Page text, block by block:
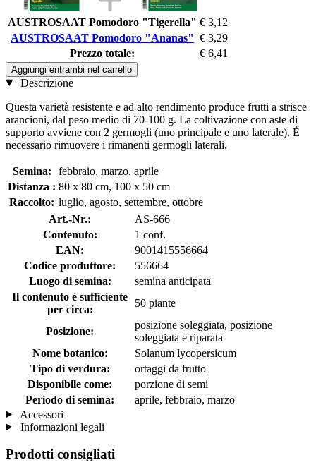
AUSTROSAAT Pomodoro "Tigerella" € 3,12
AUSTROSAAT Pomodoro "Ananas" € 3,29
Prezzo totale:
€ 6,41
Aggiungi entrambi nel carrello
Descrizione
Questa varietà resistente e ad alto rendimento produce frutti a strisce
arancioni, dal peso medio di 70-100 g. La coltivazione con aste di
supporto avviene con 2 germogli (uno principale e uno laterale). È
necessario rimuovere i rimanenti germogli laterali.
Semina:
febbraio, marzo, aprile
Distanza : 80 x 80 cm, 100 x 50 cm
Raccolto: luglio, agosto, settembre, ottobre
Art.-Nr.:
AS-666
Contenuto:
1 conf.
EAN:
9001415556664
Codice produttore:
556664
Luogo di semina:
semina anticipata
Il contenuto è sufficiente
per circa:
50 piante
Posizione:
posizione soleggiata, posizione
soleggiata e riparata
Nome botanico:
Solanum lycopersicum
Tipo di verdura:
ortaggi da frutto
Disponibile come:
porzione di semi
Periodo di semina:
aprile, febbraio, marzo
Accessori
Informazioni legali
Prodotti consigliati